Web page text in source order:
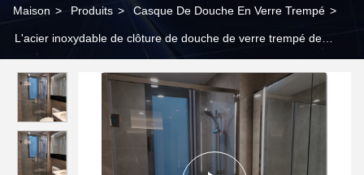
Maison > Produits > Casque De Douche En Verre Trempé >
L'acier inoxydable de clôture de douche de verre trempé de